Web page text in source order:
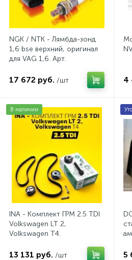
NGK / NTK - Лямбда-зонд
1,6 bse верхний, оригинал
для VAG 1,6. Арт.
17 672 руб. /шт 4
В наличии
INA - Комплект ГРМ 2.5 TDI
Volkswagen LT 2,
Volkswagen Т4.
13 131 руб. /шт 5